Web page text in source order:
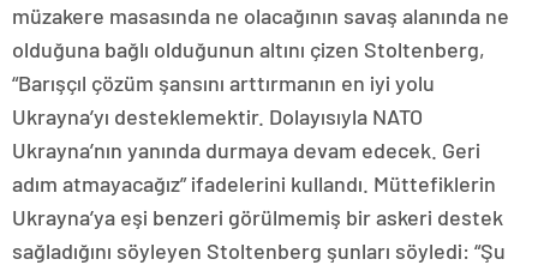
müzakere masasında ne olacağının savaş alanında ne
olduğuna bağlı olduğunun altını çizen Stoltenberg,
“Barışçıl çözüm şansını arttırmanın en iyi yolu
Ukrayna’yı desteklemektir. Dolayısıyla NATO
Ukrayna’nın yanında durmaya devam edecek. Geri
adım atmayacağız” ifadelerini kullandı. Müttefiklerin
Ukrayna’ya eşi benzeri görülmemiş bir askeri destek
sağladığını söyleyen Stoltenberg şunları söyledi: “Şu